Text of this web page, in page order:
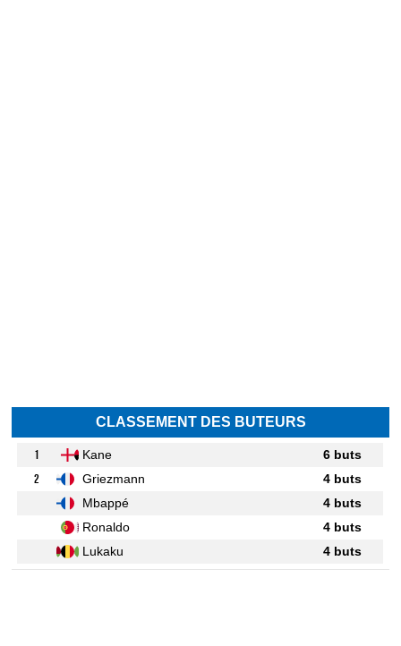
CLASSEMENT DES BUTEURS
1 Kane
6 buts
2
Griezmann
4 buts
Mbappé
4 buts
Ronaldo
4 buts
Lukaku
4 buts